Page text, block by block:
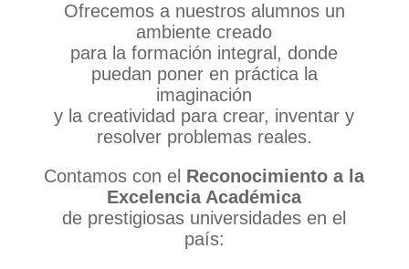
Ofrecemos a nuestros alumnos un
ambiente creado
para la formación integral, donde
puedan poner en práctica la
imaginación
y la creatividad para crear, inventar y
resolver problemas reales.
Contamos con el Reconocimiento a la
Excelencia Académica
de prestigiosas universidades en el
país: